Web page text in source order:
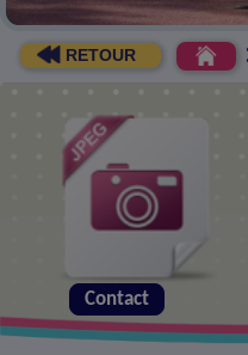
RETOUR
Contact